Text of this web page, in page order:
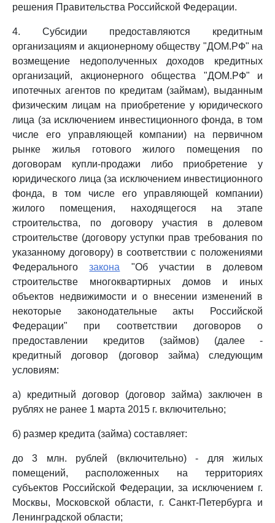
решения Правительства Российской Федерации.
4. Субсидии предоставляются кредитным
организациям и акционерному обществу "ДОМ.РФ" на
возмещение недополученных доходов кредитных
организаций, акционерного общества "ДОМ.РФ" и
ипотечных агентов по кредитам (займам), выданным
физическим лицам на приобретение у юридического
лица (за исключением инвестиционного фонда, в том
числе его управляющей компании) на первичном
рынке жилья готового жилого помещения по
договорам купли-продажи либо приобретение у
юридического лица (за исключением инвестиционного
фонда, в том числе его управляющей компании)
жилого помещения, находящегося на этапе
строительства, по договору участия в долевом
строительстве (договору уступки прав требования по
указанному договору) в соответствии с положениями
Федеральногозакона "Об участии в долевом
строительстве многоквартирных домов и иных
объектов недвижимости и о внесении изменений в
некоторые законодательные акты Российской
Федерации" при соответствии договоров о
предоставлении кредитов (займов) (далее -
кредитный договор (договор займа) следующим
условиям:
а) кредитный договор (договор займа) заключен в
рублях не ранее 1 марта 2015 г. включительно;
б) размер кредита (займа) составляет:
до 3 млн. рублей (включительно) - для жилых
помещений, расположенных на территориях
субъектов Российской Федерации, за исключением г.
Москвы, Московской области, г. Санкт-Петербурга и
Ленинградской области;